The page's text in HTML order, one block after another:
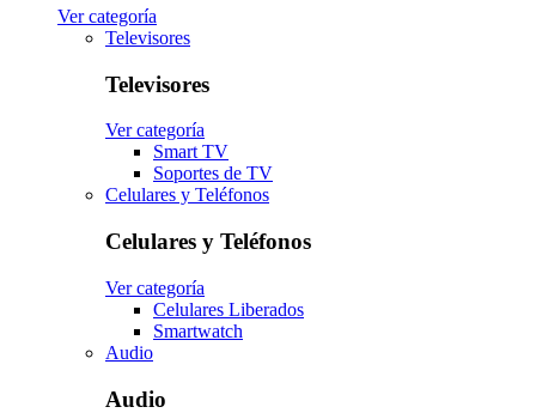
Ver categoría
Televisores
Televisores
Ver categoría
Smart TV
Soportes de TV
Celulares y Teléfonos
Celulares y Teléfonos
Ver categoría
Celulares Liberados
Smartwatch
Audio
Audio